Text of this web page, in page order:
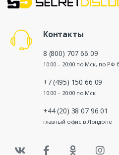
Контакты
8 (800) 707 66 09
10:00 – 20:00 по Мск, по РФ
+7 (495) 150 66 09
10:00 – 20:00 по Мск
+44 (20) 38 07 96 01
главный офис в Лондоне